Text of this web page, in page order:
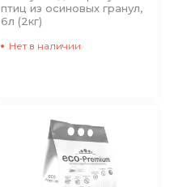
птиц из осиновых гранул,
6л (2кг)
Нет в наличии